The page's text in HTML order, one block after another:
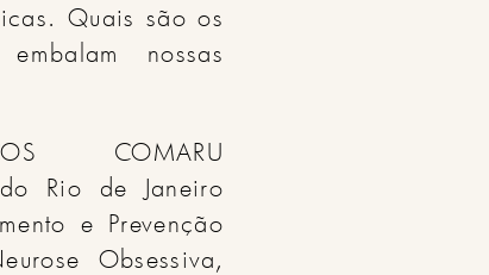
Quais são os
nossas
COMARU
Rio de Janeiro
e Prevenção
Obsessiva,